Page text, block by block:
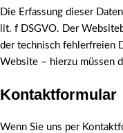
Die Erfassung dieser
lit. f DSGVO. Der
der technisch fehlerfreien
Website – hierzu müssen
Kontaktformular
Wenn Sie uns per